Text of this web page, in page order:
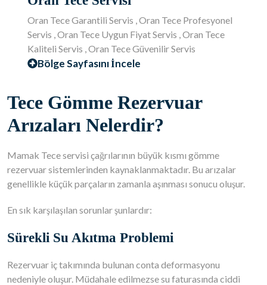
Oran Tece Garantili Servis , Oran Tece Profesyonel
Servis , Oran Tece Uygun Fiyat Servis , Oran Tece
Kaliteli Servis , Oran Tece Güvenilir Servis
Bölge Sayfasını İncele
Tece Gömme Rezervuar
Arızaları Nelerdir?
Mamak Tece servisi çağrılarının büyük kısmı gömme
rezervuar sistemlerinden kaynaklanmaktadır. Bu arızalar
genellikle küçük parçaların zamanla aşınması sonucu oluşur.
En sık karşılaşılan sorunlar şunlardır:
Sürekli Su Akıtma Problemi
Rezervuar iç takımında bulunan conta deformasyonu
nedeniyle oluşur. Müdahale edilmezse su faturasında ciddi